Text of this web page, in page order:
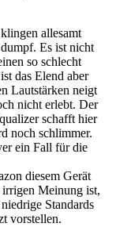
allesamt
Es ist nicht
so schlecht
das Elend aber
Lautstärken neigt
nicht erlebt. Der
schafft hier
noch schlimmer.
ein Fall für die
diesem Gerät
irrigen Meinung ist,
Standards
vorstellen.